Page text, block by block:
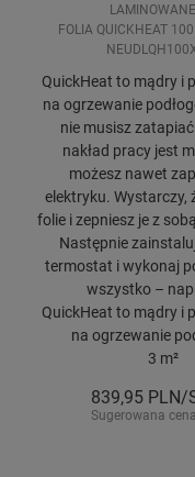
FOLIA QUICKHEAT
QuickHeat to mądry i
na ogrzewanie
nie musisz
nakład pracy jest
możesz nawet
elektryku. Wystarczy,
folie i zepniesz je z
Następnie
termostat i wykonaj
wszystko –
QuickHeat to mądry i
na ogrzewanie
3 m²
839,95 PLN/
Sugerowana